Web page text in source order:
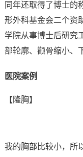
同年还取得了博士的
形外科基金会二个资
学院从事博士后研究
部轮廓、颧骨缩小、
医院案例
【隆胸】
我的胸部比较小，所